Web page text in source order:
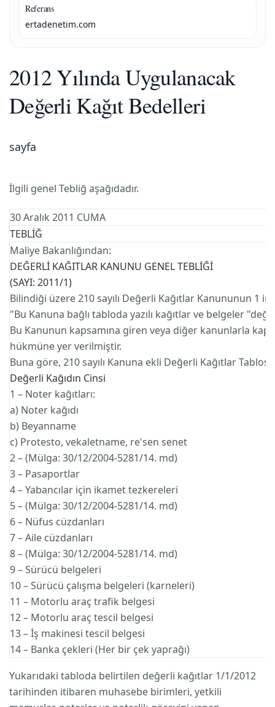
Referans
ertadenetim.com
2012 Yılında Uygulanacak
Değerli Kağıt Bedelleri
sayfa
İlgili genel Tebliğ aşağıdadır.
30 Aralık 2011 CUMA
TEBLİĞ
Maliye Bakanlığından:
DEĞERLİ KAĞITLAR KANUNU GENEL TEBLİĞİ
(SAYI: 2011/1)
Bilindiği üzere 210 sayılı Değerli Kağıtlar Kanununun 1
"Bu Kanuna bağlı tabloda yazılı kağıtlar ve belgeler
Bu Kanunun kapsamına giren veya diğer kanunlarla
hükmüne yer verilmiştir.
Buna göre, 210 sayılı Kanuna ekli Değerli Kağıtlar
Değerli Kağıdın Cinsi
1 – Noter kağıtları:
a) Noter
b) Beyanname
c) Protesto, vekaletname,
2 – (Mülga: 30/12/2004-5281/14. md)
3 –
4 – Yabancılar için ikamet
5 – (Mülga: 30/12/2004-5281/14. md)
6 – Nüfus
7 – Aile
8 – (Mülga: 30/12/2004-5281/14. md)
9 – Sürücü
10 – Sürücü çalışma belgeleri
11 – Motorlu araç trafik
12 – Motorlu araç tescil
13 – İş makinesi tescil
14 – Banka çekleri (Her bir
Yukarıdaki tabloda belirtilen değerli kağıtlar 1/1/2012
tarihinden itibaren muhasebe birimleri, yetkili